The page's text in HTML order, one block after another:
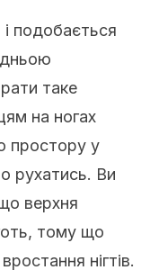
подобається
таке
на ногах
простору у
рухатись. Ви
верхня
тому що
нігтів.